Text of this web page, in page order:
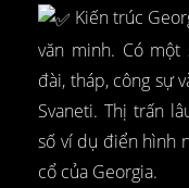
Kiến trúc
văn minh. Có
đài, tháp, công sự
Svaneti. Thị trấn
số ví dụ điển hình
cổ của Georgia.